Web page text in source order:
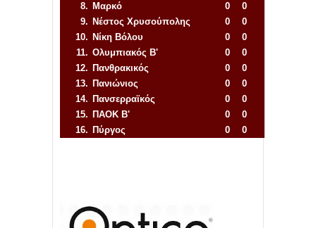
8. Μαρκό 0
0
9. Νέστος Χρυσούπολης 0
0
10. Νίκη Βόλου 0
0
11. Ολυμπιακός Β' 0
0
12. Πανθρακικός 0
0
13. Πανιώνιος 0
0
14. Πανσερραϊκός 0
0
15. ΠΑΟΚ Β' 0
0
16. Πύργος 0
0